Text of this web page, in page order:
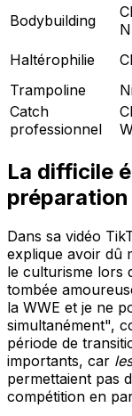
Bodybuilding
Haltérophilie
Trampoline
Catch
professionnel
La difficile
Dans sa vidéo
explique avoir dû
le culturisme lors
tombée
la WWE et je ne
simultanément",
période de
importants, car
permettaient pas
compétition en